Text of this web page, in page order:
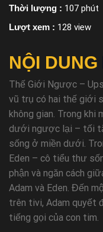
Thời lượng : 107 phút
Lượt xem : 128 view
NỘI DUNG
Thế Giới Ngược –
vũ trụ có hai thế giới
không gian. Trong khi
dưới ngược lại – tối
sống ở miền dưới.
Eden – cô tiểu thư
phận và ngăn cách
Adam và Eden. Đến
trên tivi, Adam quyết
tiếng gọi của con tim.